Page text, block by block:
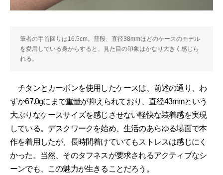
筆者の手首回りは16.5cm。普段、直径38mmほどのケースのモデル
を愛用している身からすると、見た目の印象はかなり大きく感じら
れる。
チタンとカーボンを使用したケースは、前述の通り、わ
ずか67.0gにまで重量が抑えられており、直径43mmという
大ぶりなケースサイズを感じさせない軽快な装着感を実現
している。デスクワークを始め、生活のあらゆる場面で本
作を着用したが、長時間着けていてもストレスは感じにく
かった。当然、そのタフネスが要求されるアクティブなシ
ーンでも、この魅力が生きることだろう。